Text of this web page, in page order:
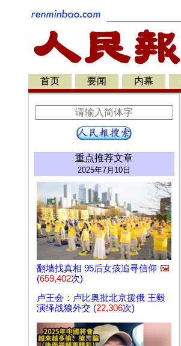
首页 要闻 内幕
重点推荐文章
2025年7月10日
翻墙找真相 95后女孩追寻信仰 🖼️
(659,402次)
卢王会：卢比奥批北京援俄 王毅
演绎战狼外交 (22,306次)